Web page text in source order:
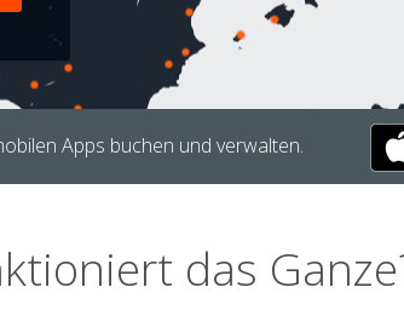
Apps buchen und verwalten.
das